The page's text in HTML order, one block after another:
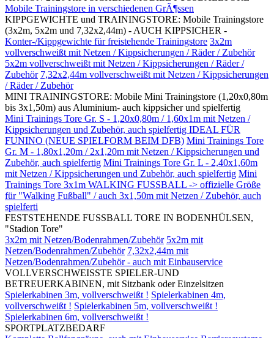
Mobile Trainingstore in verschiedenen GrÃ¶ssen
KIPPGEWICHTE und TRAININGSTORE: Mobile Trainingstore
(3x2m, 5x2m und 7,32x2,44m) - AUCH KIPPSICHER -
Konter-/Kippgewichte für freistehende Trainingstore 3x2m
vollverschweißt mit Netzen / Kippsicherungen / Räder / Zubehör
5x2m vollverschweißt mit Netzen / Kippsicherungen / Räder /
Zubehör 7,32x2,44m vollverschweißt mit Netzen / Kippsicherungen
/ Räder / Zubehör
MINI TRAININGSTORE: Mobile Mini Trainingstore (1,20x0,80m
bis 3x1,50m) aus Aluminium- auch kippsicher und spielfertig
Mini Trainings Tore Gr. S - 1,20x0,80m / 1,60x1m mit Netzen /
Kippsicherungen und Zubehör, auch spielfertig IDEAL FÜR
FUNINO (NEUE SPIELFORM BEIM DFB) Mini Trainings Tore
Gr. M - 1,80x1,20m / 2x1,20m mit Netzen / Kippsicherungen und
Zubehör, auch spielfertig Mini Trainings Tore Gr. L - 2,40x1,60m
mit Netzen / Kippsicherungen und Zubehör, auch spielfertig Mini
Trainings Tore 3x1m WALKING FUSSBALL -> offizielle Größe
für "Walking Fußball" / auch 3x1,50m mit Netzen / Zubehör, auch
spielferti
FESTSTEHENDE FUSSBALL TORE IN BODENHÜLSEN,
"Stadion Tore"
3x2m mit Netzen/Bodenrahmen/Zubehör 5x2m mit
Netzen/Bodenrahmen/Zubehör 7,32x2,44m mit
Netzen/Bodenrahmen/Zubehör - auch mit Einbauservice
VOLLVERSCHWEISSTE SPIELER-UND
BETREUERKABINEN, mit Sitzbank oder Einzelsitzen
Spielerkabinen 3m, vollverschweißt ! Spielerkabinen 4m,
vollverschweißt ! Spielerkabinen 5m, vollverschweißt !
Spielerkabinen 6m, vollverschweißt !
SPORTPLATZBEDARF